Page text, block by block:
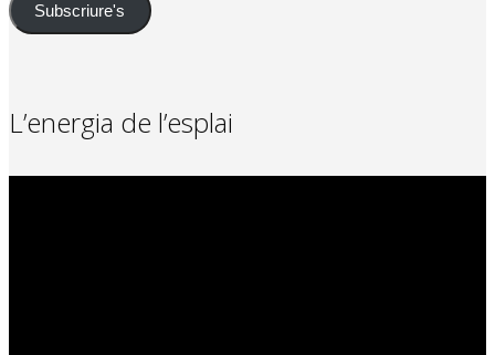
Subscriure's
L’energia de l’esplai